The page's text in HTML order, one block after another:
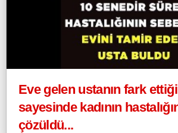
Eve gelen ustanın fark
sayesinde kadının
çözüldü...